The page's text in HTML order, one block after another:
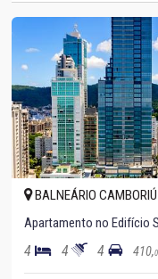
BALNEÁRIO
Apartamento no Edifício
4 4 4 410,